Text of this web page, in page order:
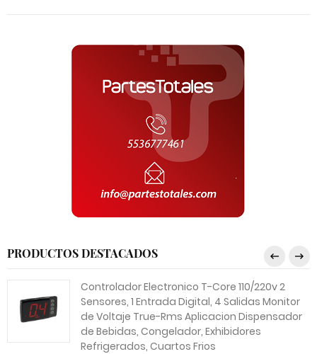
PRODUCTOS DESTACADOS
Controlador Electronico T-Core 110/220v 2
Sensores, 1 Entrada Digital, 4 Salidas Monitor
de Voltaje True-Rms Aplicacion Dispensador
de Bebidas, Congelador, Exhibidores
Refrigerados, Cuartos Frios